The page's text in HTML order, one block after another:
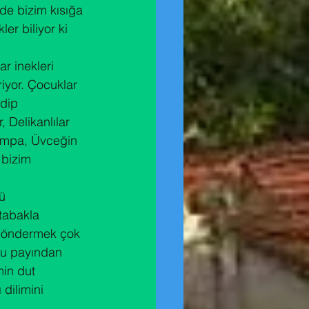
bizim kısığa
biliyor ki
inekleri
Çocuklar
Delikanlılar
Üvceğin
çok
payından
dut
dilimini